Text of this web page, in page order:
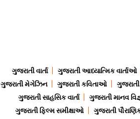
ગુજરાતી વાર્તા ગુજરાતી આધ્યાત્મિક વાર્તાઓ
ગુજરાતી મેગેઝિન
ગુજરાતી કવિતાઓ
ગુજરાતી સાહસિક વાર્તા
ગુજરાતી માનવ
ગુજરાતી ફિલ્મ સમીક્ષાઓ
ગુજરાતી